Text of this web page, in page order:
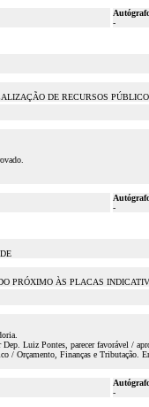
-
DE RECURSOS
-
PRÓXIMO ÀS PLACAS
Luiz Pontes, parecer favorável /
/ Orçamento, Finanças e Tributação.
-